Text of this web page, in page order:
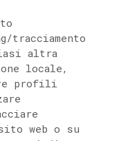
tracciamento
altra
locale,
profili
web o su